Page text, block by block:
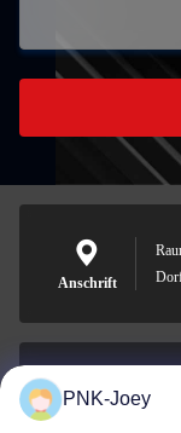
Anschrift
E-Mail-Adresse
PNK-Joey